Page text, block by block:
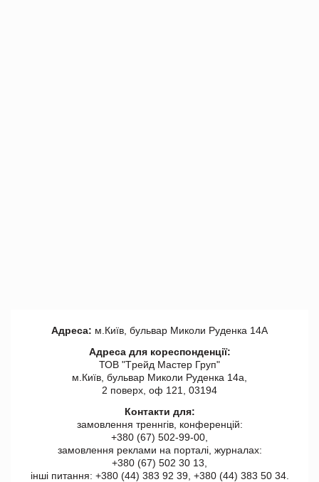
Адреса: м.Київ, бульвар Миколи Руденка 14А
Адреса для кореспонденції:
ТОВ "Tрейд Мастер Груп"
м.Київ, бульвар Миколи Руденка 14а,
2 поверх, оф 121, 03194
Контакти для:
замовлення треннгів, конференцій:
+380 (67) 502-99-00,
замовлення реклами на порталі, журналах:
+380 (67) 502 30 13,
інші питання: +380 (44) 383 92 39, +380 (44) 383 50 34.